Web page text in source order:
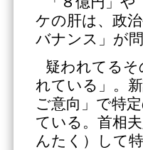
ケの肝は、政
バナンス」が
疑われてる
れている」。
ご意向」で特
ている。首相
んたく）して